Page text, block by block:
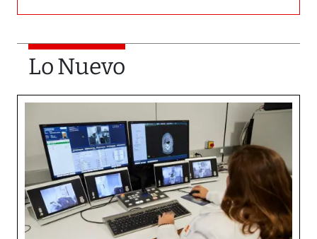
Lo Nuevo